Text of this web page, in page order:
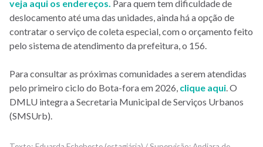
veja aqui os endereços. Para quem tem dificuldade de
deslocamento até uma das unidades, ainda há a opção de
contratar o serviço de coleta especial, com o orçamento feito
pelo sistema de atendimento da prefeitura, o 156.
Para consultar as próximas comunidades a serem atendidas
pelo primeiro ciclo do Bota-fora em 2026, clique aqui. O
DMLU integra a Secretaria Municipal de Serviços Urbanos
(SMSUrb).